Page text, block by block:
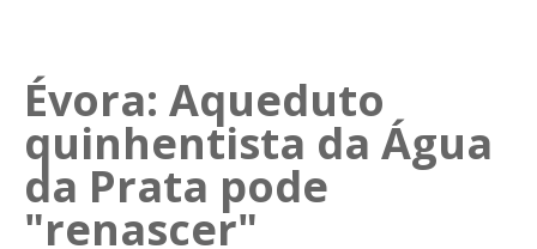
Évora: Aqueduto
quinhentista da Água
da Prata pode
"renascer"